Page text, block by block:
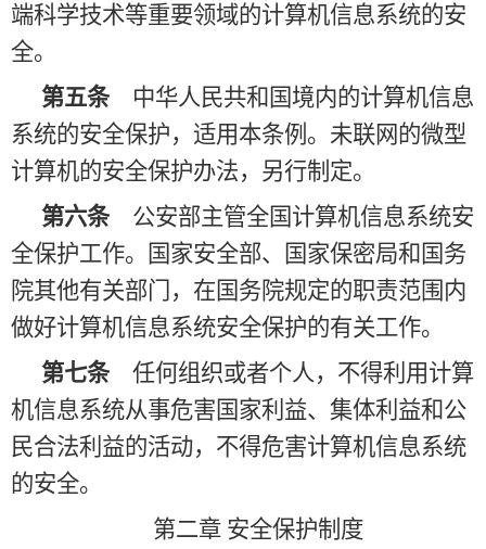
端科学技术等重要领域的计算机信息系统的安
全。
第五条 中华人民共和国境内的计算机信息
系统的安全保护，适用本条例。未联网的微型
计算机的安全保护办法，另行制定。
第六条 公安部主管全国计算机信息系统安
全保护工作。国家安全部、国家保密局和国务
院其他有关部门，在国务院规定的职责范围内
做好计算机信息系统安全保护的有关工作。
第七条 任何组织或者个人，不得利用计算
机信息系统从事危害国家利益、集体利益和公
民合法利益的活动，不得危害计算机信息系统
的安全。
第二章 安全保护制度